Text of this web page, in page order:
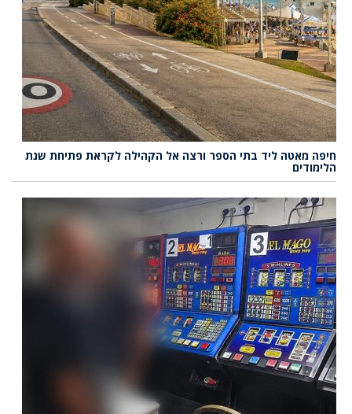
חיפה מאטה ליד בתי הספר ורצה אל הקהילה לקראת פתיחת שנת
הלימודים